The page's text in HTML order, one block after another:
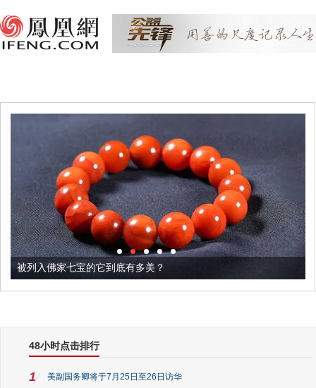
被列入佛家七宝的它到底有多美？
48小时点击排行
1 美副国务卿将于7月25日至26日访华